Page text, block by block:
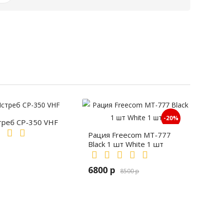
СР-350 VHF -20%
Рация Freecom MT-777
Black 1 шт White 1 шт
6800 р 8500 р